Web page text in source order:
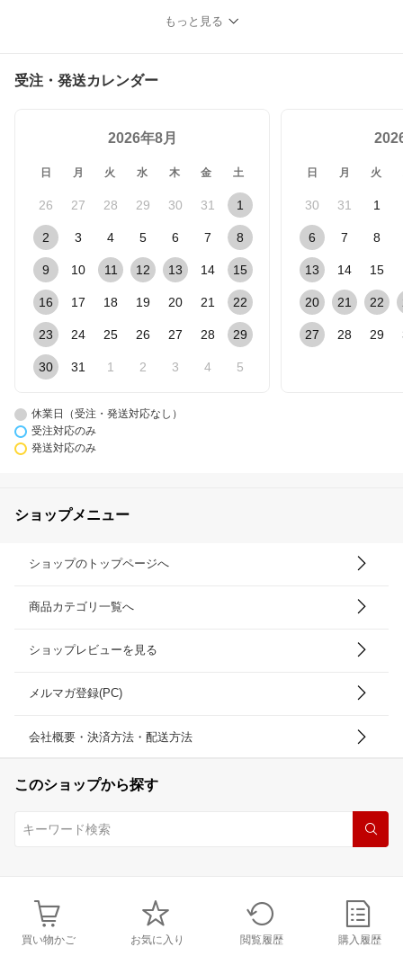
もっと見る
受注・発送カレンダー
2026年8月
日 月 火 水 木 金 土
26 27 28 29 30 31 1
2 3 4 5 6 7 8
9 10 11 12 13 14 15
16 17 18 19 20 21 22
23 24 25 26 27 28 29
30 31 1 2 3 4 5
日 月 火
30 31 1
6 7 8
13 14 15
20 21 22
27 28 29
休業日（受注・発送対応なし）
受注対応のみ
発送対応のみ
ショップメニュー
ショップのトップページへ
商品カテゴリ一覧へ
ショップレビューを見る
メルマガ登録(PC)
会社概要・決済方法・配送方法
このショップから探す
買い物かご お気に入り 閲覧履歴 購入履歴